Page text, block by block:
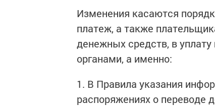
Изменения касаются
платеж, а также
денежных средств, в
органами, а именно:
1. В Правила указания
распоряжениях о переводе